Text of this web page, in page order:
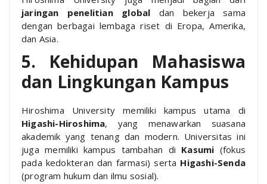
jaringan penelitian global dan bekerja sama
dengan berbagai lembaga riset di Eropa, Amerika,
dan Asia.
5. Kehidupan Mahasiswa
dan Lingkungan Kampus
Hiroshima University memiliki kampus utama di
Higashi-Hiroshima, yang menawarkan suasana
akademik yang tenang dan modern. Universitas ini
juga memiliki kampus tambahan di Kasumi (fokus
pada kedokteran dan farmasi) serta Higashi-Senda
(program hukum dan ilmu sosial).